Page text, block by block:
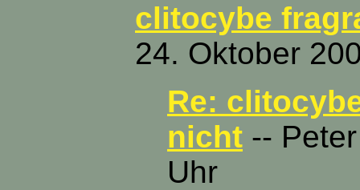
clitocybe
24. Oktober
Re:
nicht --
Uhr